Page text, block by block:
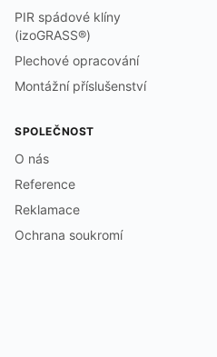
PIR spádové klíny
(izoGRASS®)
Plechové opracování
Montážní příslušenství
SPOLEČNOST
O nás
Reference
Reklamace
Ochrana soukromí